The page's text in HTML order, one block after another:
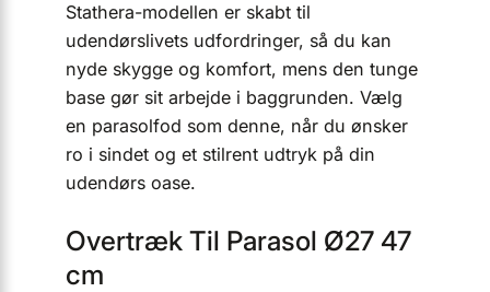
Stathera-modellen er skabt til
udendørslivets udfordringer, så du kan
nyde skygge og komfort, mens den tunge
base gør sit arbejde i baggrunden. Vælg
en parasolfod som denne, når du ønsker
ro i sindet og et stilrent udtryk på din
udendørs oase.
Overtræk Til Parasol Ø27 47
cm